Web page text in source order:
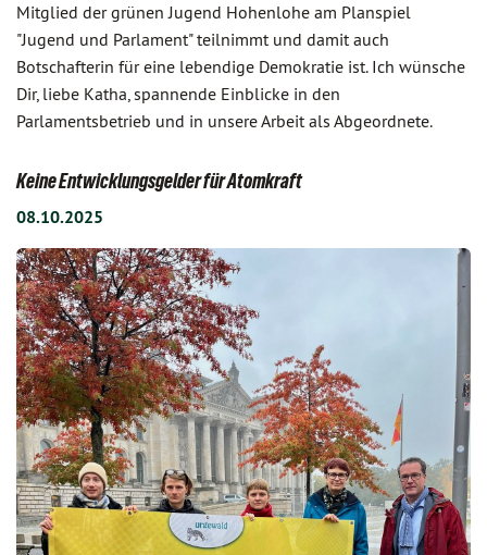
Mitglied der grünen Jugend Hohenlohe am Planspiel
"Jugend und Parlament" teilnimmt und damit auch
Botschafterin für eine lebendige Demokratie ist. Ich wünsche
Dir, liebe Katha, spannende Einblicke in den
Parlamentsbetrieb und in unsere Arbeit als Abgeordnete.
Keine Entwicklungsgelder für Atomkraft
08.10.2025